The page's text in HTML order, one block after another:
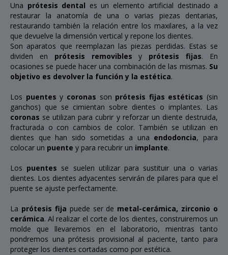
Una prótesis dental es un elemento artificial destinado a
restaurar la anatomía de una o varias piezas dentarias,
restaurando también la relación entre los maxilares, a la vez
que devuelve la dimensión vertical y repone los dientes.
Son aparatos que reemplazan las piezas perdidas. Estas se
dividen en prótesis removibles y prótesis fijas. En
ocasiones se puede hacer una combinación de las mismas. Su
objetivo es devolver la función y la estética.
Los puentes y coronas son prótesis fijas estéticas (sin
ganchos) que se cimientan sobre dientes o implantes. Las
coronas se utilizan para cubrir y reforzar un diente destruida,
fracturada o con cambios de color. También se utilizan en
dientes que han sido sometidas a una endodoncia, para
colocar un puente y para recubrir un implante.
Los puentes se suelen utilizar para sustituir una o varias
dientes. Los dientes adyacentes servirán de pilares para que el
puente se ajuste perfectamente.
La prótesis fija puede ser de metal-cerámica, zirconio o
cerámica. Al realizar el corte de los dientes, construiremos un
molde que llevaremos en el laboratorio, mientras tanto
pondremos una prótesis provisional al paciente, tanto para
proteger los dientes cortadas como por estética.